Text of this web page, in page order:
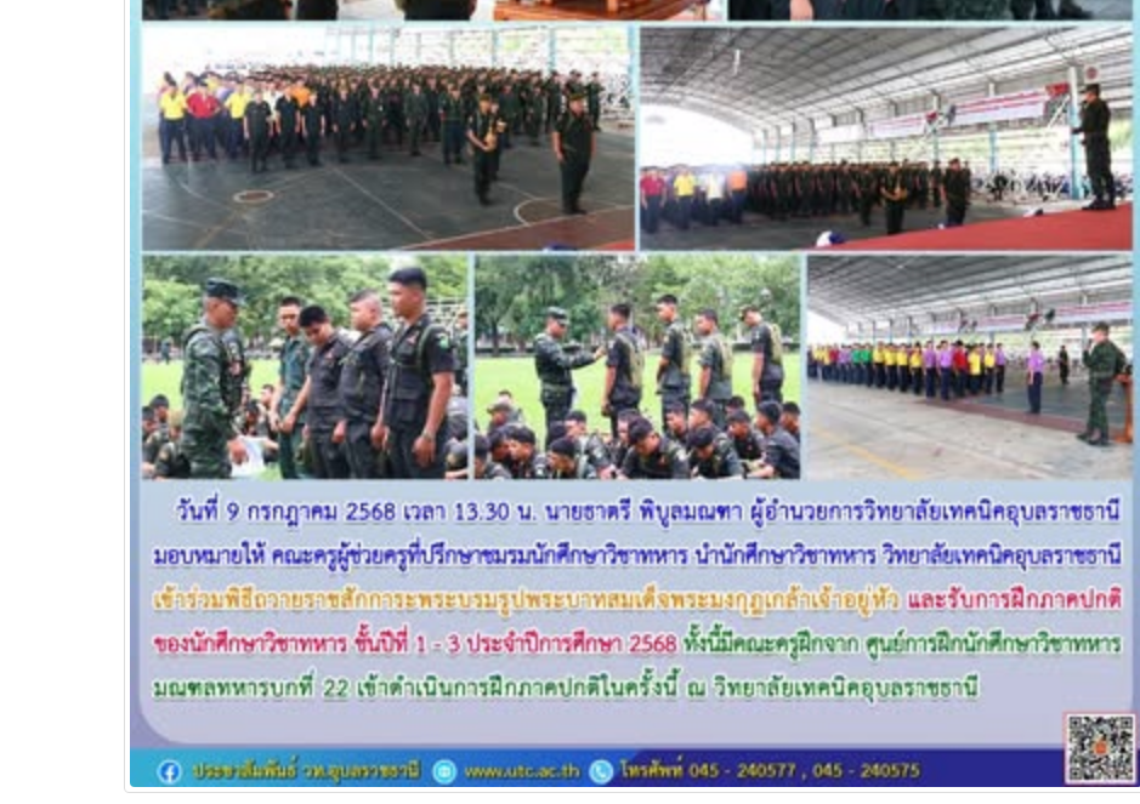
วท.อุบลฯ ต้อนรับผู้แทนจาก
บริษัท แบ็กส์บริการภาคพื้น
จำกัดร่วมมือทางวิชาการ
เพื่อพัฒนาศักยภาพผู้เรียนสู่ภาคอุสา
หกรรมการบิน
วท.อุบลฯ นำนักเรียน
นักศึกษา เข้ารับการทดสอบ
เพื่อจัดทำใบขับขี่รถ
จักรยานยนต์ ภายใต้โครงการเทคนิค
อุบล คนรุ่นใหม่ มีใบขับขี่
บริษัท แลคตาซอย จำกัด
มอบให้แก่นักเรียน นักศึกษา
วิทยาลัยเทคนิคอุบลราชธานี
วท.อุบลฯ ต้อนรับคณะ
กรรมการติดตามการ
ติดตามการดำเนินงานของ
สถานศึกษาในการขับเคลื่อนการจัดการ
อาชีวศึกษา ปีงบประมาณ พ.ศ. 2569
ประกาศวิทยาลัยเทคนิ
อุบลราชธานี การรับบุคคลเข้าศึกษาต่อ
ปีการศึกษา 2563 ประเภทโควตา
วท.อุบลฯ จัดประชุมเพื่อสร้าง
ความเข้าใจ เกี่ยวกับคู่มือ
Maintenance Training
Organisation Exposition (MTOE)
วท.อุบลฯ ลงนามบันทึกความ
เข้าใจร่วมมือ (MOU) ร่วมกับ
บริษัท ทีเจซี คอร์ปอเรชั่น
จำกัด เพื่อการเรียนการสอน
อาชีวศึกษา